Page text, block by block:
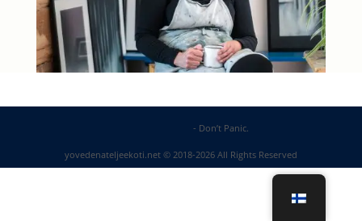
- Don’t Panic.
yovedenateljeekoti.net © 2018-2026 All Rights Reserved